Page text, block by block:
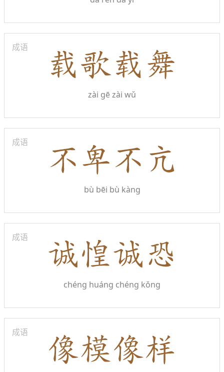
成语
zài gē zài wǔ
成语
bù bēi bù kàng
成语
chéng huáng chéng kǒng
成语